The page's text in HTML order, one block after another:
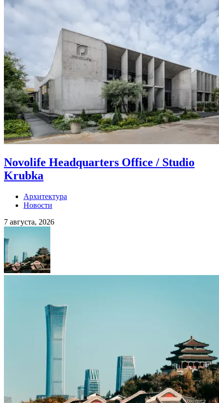
Novolife Headquarters Office / Studio
Krubka
Архитектура
Новости
7 августа, 2026